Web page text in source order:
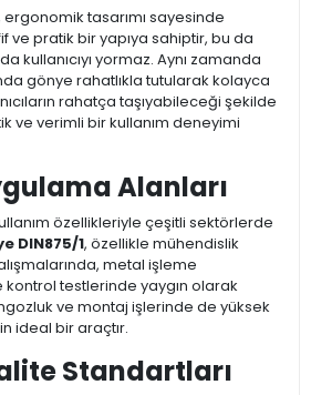
ergonomik tasarımı sayesinde
ve pratik bir yapıya sahiptir, bu da
kullanıcıyı yormaz. Aynı zamanda
gönye rahatlıkla tutularak kolayca
rahatça taşıyabileceği şekilde
ve verimli bir kullanım deneyimi
Alanları
özellikleriyle çeşitli sektörlerde
DIN875/1, özellikle mühendislik
metal işleme
testlerinde yaygın olarak
ve montaj işlerinde de yüksek
ideal bir araçtır.
Standartları